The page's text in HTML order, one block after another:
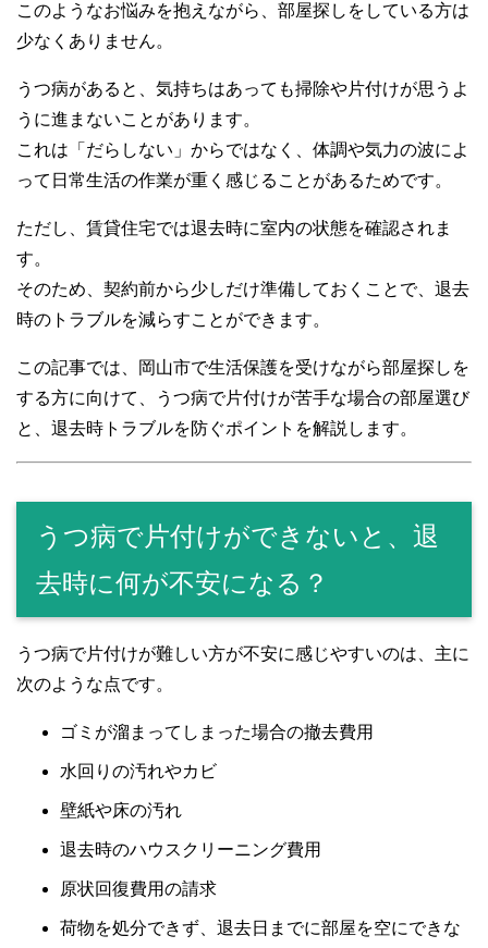
o
k
このようなお悩みを抱えながら、部屋探しをしている方は
少なくありません。
うつ病があると、気持ちはあっても掃除や片付けが思うよ
うに進まないことがあります。
これは「だらしない」からではなく、体調や気力の波によ
って日常生活の作業が重く感じることがあるためです。
ただし、賃貸住宅では退去時に室内の状態を確認されま
す。
そのため、契約前から少しだけ準備しておくことで、退去
時のトラブルを減らすことができます。
この記事では、岡山市で生活保護を受けながら部屋探しを
する方に向けて、うつ病で片付けが苦手な場合の部屋選び
と、退去時トラブルを防ぐポイントを解説します。
うつ病で片付けができないと、退
去時に何が不安になる？
うつ病で片付けが難しい方が不安に感じやすいのは、主に
次のような点です。
ゴミが溜まってしまった場合の撤去費用
水回りの汚れやカビ
壁紙や床の汚れ
退去時のハウスクリーニング費用
原状回復費用の請求
荷物を処分できず、退去日までに部屋を空にできな